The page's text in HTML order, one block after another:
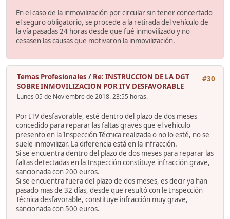
En el caso de la inmovilización por circular sin tener concertado
el seguro obligatorio, se procede a la retirada del vehículo de
la vía pasadas 24 horas desde que fué inmovilizado y no
cesasen las causas que motivaron la inmovilización.
#30
Temas Profesionales / Re: INSTRUCCION DE LA DGT
SOBRE INMOVILIZACION POR ITV DESFAVORABLE
Lunes 05 de Noviembre de 2018. 23:55 horas.
Por ITV desfavorable, esté dentro del plazo de dos meses
concedido para reparar las faltas graves que el vehiculo
presento en la Inspección Técnica realizada o no lo esté, no se
suele inmovilizar. La diferencia está en la infracción.
Si se encuentra dentro del plazo de dos meses para reparar las
faltas detectadas en la Inspección constituye infracción grave,
sancionada con 200 euros.
Si se encuentra fuera del plazo de dos meses, es decir ya han
pasado mas de 32 días, desde que resultó con le Inspección
Técnica desfavorable, constituye infracción muy grave,
sancionada con 500 euros.